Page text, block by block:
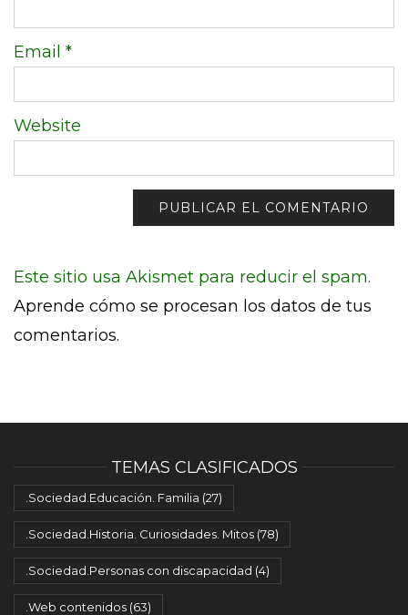
Email *
Website
Este sitio usa Akismet para reducir el spam.
Aprende cómo se procesan los datos de tus
comentarios.
TEMAS CLASIFICADOS
.Sociedad.Educación. Familia (27)
.Sociedad.Historia. Curiosidades. Mitos (78)
.Sociedad.Personas con discapacidad (4)
.Web contenidos (63)